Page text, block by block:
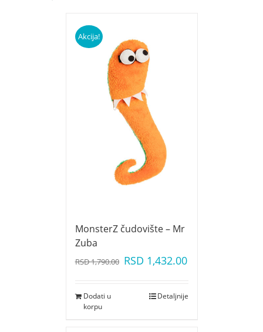
Akcija!
MonsterZ čudovište – Mr
Zuba
RSD1,790.00 RSD 1,432.00
Dodati u
korpu
Detaljnije